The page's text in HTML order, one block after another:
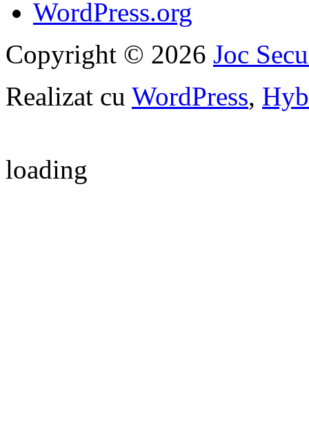
WordPress.org
Copyright © 2026 Joc
Realizat cu WordPress,
loading